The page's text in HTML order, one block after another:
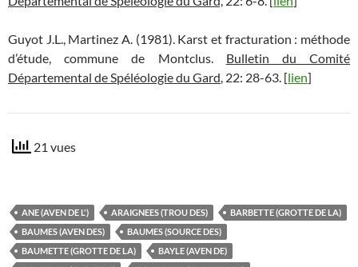
Guyot J.L., Martinez A. (1981). Karst et fracturation : méthode
d’étude, commune de Montclus. Bulletin du Comité
Départemental de Spéléologie du Gard, 22: 28-63. [lien]
21 vues
ANE (AVEN DE L') ARAIGNEES (TROU DES)
BARBETTE (GROTTE DE LA)
BAUMES (AVEN DES)
BAUMES (SOURCE DES)
BAUMETTE (GROTTE DE LA)
BAYLE (AVEN DE)